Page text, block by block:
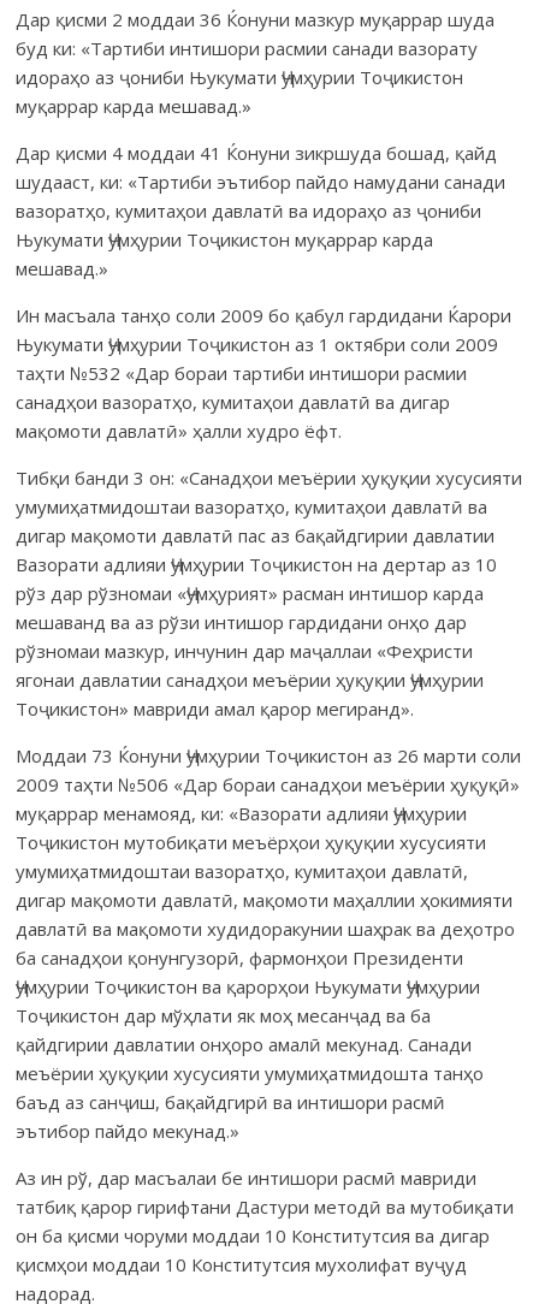
Дар қисми 2 моддаи 36 Ќонуни мазкур муқаррар шуда
буд ки: «Тартиби интишори расмии санади вазорату
идораҳо аз ҷониби Њукумати Ҷумҳурии Тоҷикистон
муқаррар карда мешавад.»
Дар қисми 4 моддаи 41 Ќонуни зикршуда бошад, қайд
шудааст, ки: «Тартиби эътибор пайдо намудани санади
вазоратҳо, кумитаҳои давлатӣ ва идораҳо аз ҷониби
Њукумати Ҷумҳурии Тоҷикистон муқаррар карда
мешавад.»
Ин масъала танҳо соли 2009 бо қабул гардидани Ќарори
Њу­кумати Ҷумҳурии Тоҷикистон аз 1 октябри соли 2009
таҳти №532 «Дар бораи тартиби интишори расмии
санадҳои вазоратҳо, куми­таҳои давлатӣ ва дигар
мақомоти давлатӣ» ҳалли худро ёфт.
Тибқи банди 3 он: «Санадҳои меъёрии ҳуқуқии хусусияти
умуми­ҳатмидоштаи вазоратҳо, кумитаҳои давлатӣ ва
дигар мақомоти давлатӣ пас аз бақайдгирии давлатии
Вазорати адлияи Ҷумҳурии Тоҷикистон на дертар аз 10
рўз дар рўзномаи «Ҷумҳурият» расман интишор карда
мешаванд ва аз рўзи интишор гардидани онҳо дар
рўзномаи мазкур, инчунин дар маҷаллаи «Феҳристи
ягонаи давлатии санадҳои меъёрии ҳуқуқии Ҷумҳурии
Тоҷикистон» мавриди амал қарор мегиранд».
Моддаи 73 Ќонуни Ҷумҳурии Тоҷикистон аз 26 марти соли
2009 таҳти №506 «Дар бораи санадҳои меъёрии ҳуқуқӣ»
муқаррар менамояд, ки: «Вазорати адлияи Ҷумҳурии
Тоҷикистон мутобиқати меъёрҳои ҳуқуқии хусусияти
умумиҳатмидоштаи вазоратҳо, ку­ми­таҳои давлатӣ,
дигар мақомоти давлатӣ, мақомоти маҳаллии ҳокимияти
давлатӣ ва мақомоти худидоракунии шаҳрак ва деҳотро
ба санадҳои қонунгузорӣ, фармонҳои Президенти
Ҷумҳурии Тоҷикистон ва қарорҳои Њукумати Ҷумҳурии
Тоҷикистон дар мўҳлати як моҳ месанҷад ва ба
қайдгирии давлатии онҳоро амалӣ мекунад. Санади
меъёрии ҳуқуқии хусусияти умумиҳатмидошта танҳо
баъд аз санҷиш, бақайдгирӣ ва интишори расмӣ
эътибор пайдо мекунад.»
Аз ин рў, дар масъалаи бе интишори расмӣ мавриди
татбиқ қарор гирифтани Дастури методӣ ва мутобиқати
он ба қисми чоруми моддаи 10 Конститутсия ва дигар
қисмҳои моддаи 10 Конститутсия мухолифат вуҷуд
надорад.